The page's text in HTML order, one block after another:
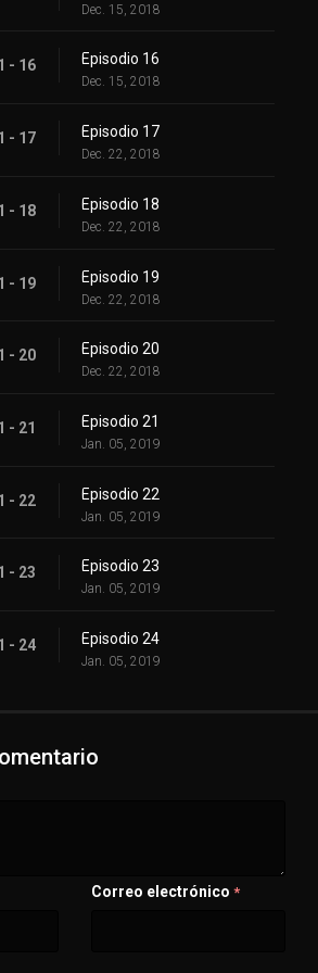
Dec. 15, 2018
- 16 Episodio 16
Dec. 15, 2018
- 17 Episodio 17
Dec. 22, 2018
- 18 Episodio 18
Dec. 22, 2018
- 19 Episodio 19
Dec. 22, 2018
- 20 Episodio 20
Dec. 22, 2018
- 21 Episodio 21
Jan. 05, 2019
- 22 Episodio 22
Jan. 05, 2019
- 23 Episodio 23
Jan. 05, 2019
- 24 Episodio 24
Jan. 05, 2019
Correo electrónico *